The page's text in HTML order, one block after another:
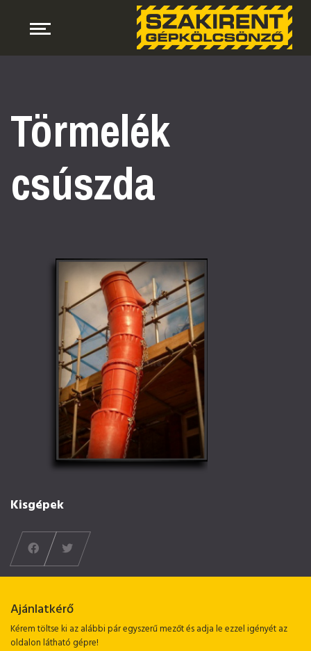
Törmelék
csúszda
Kisgépek
Ajánlatkérő
Kérem töltse ki az alábbi pár egyszerű mezőt és adja le ezzel igényét az
oldalon látható gépre!